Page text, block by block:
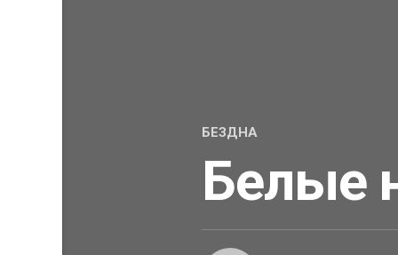
БЕЗДНА
Белые